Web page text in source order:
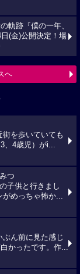
軌跡『僕の一年、
(金)公開決定！場
へ
街を歩いていても
、4歳児）がi...
つ
子供と行きまし
がめっちゃ怖か...
ん前に見た感じ
かったです。作...